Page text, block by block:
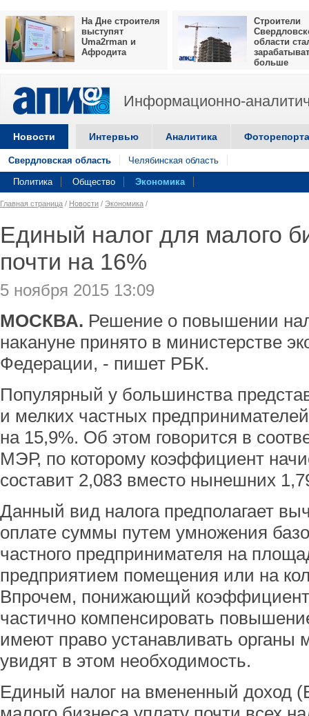
На Дне строителя
выступят
Uma2rman и
Афродита
Строители
области
больше
Информационно-
Новости Интервью Аналитика
Свердловская область Челябинская область
Политика Общество Экономика
Главная страница / Новости / Экономика /
Единый налог для малого
почти на 16%
5 ноября 2015 13:09
МОСКВА. Решение о повышении
накануне принято в министерстве
Федерации, - пишет РБК.
Популярный у большинства
и мелких частных
на 15,9%. Об этом говорится в
МЭР, по которому коэффициент
составит 2,083 вместо нынешних
Данный вид налога предполагает
оплате суммы путем умножения
частного предпринимателя на
предприятием помещения или на
Впрочем, понижающий
частично компенсировать
имеют право устанавливать органы
увидят в этом необходимость.
Единый налог на вмененный доход